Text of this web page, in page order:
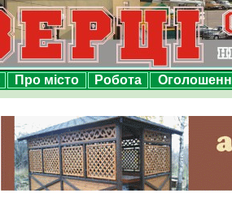
Про місто Робота